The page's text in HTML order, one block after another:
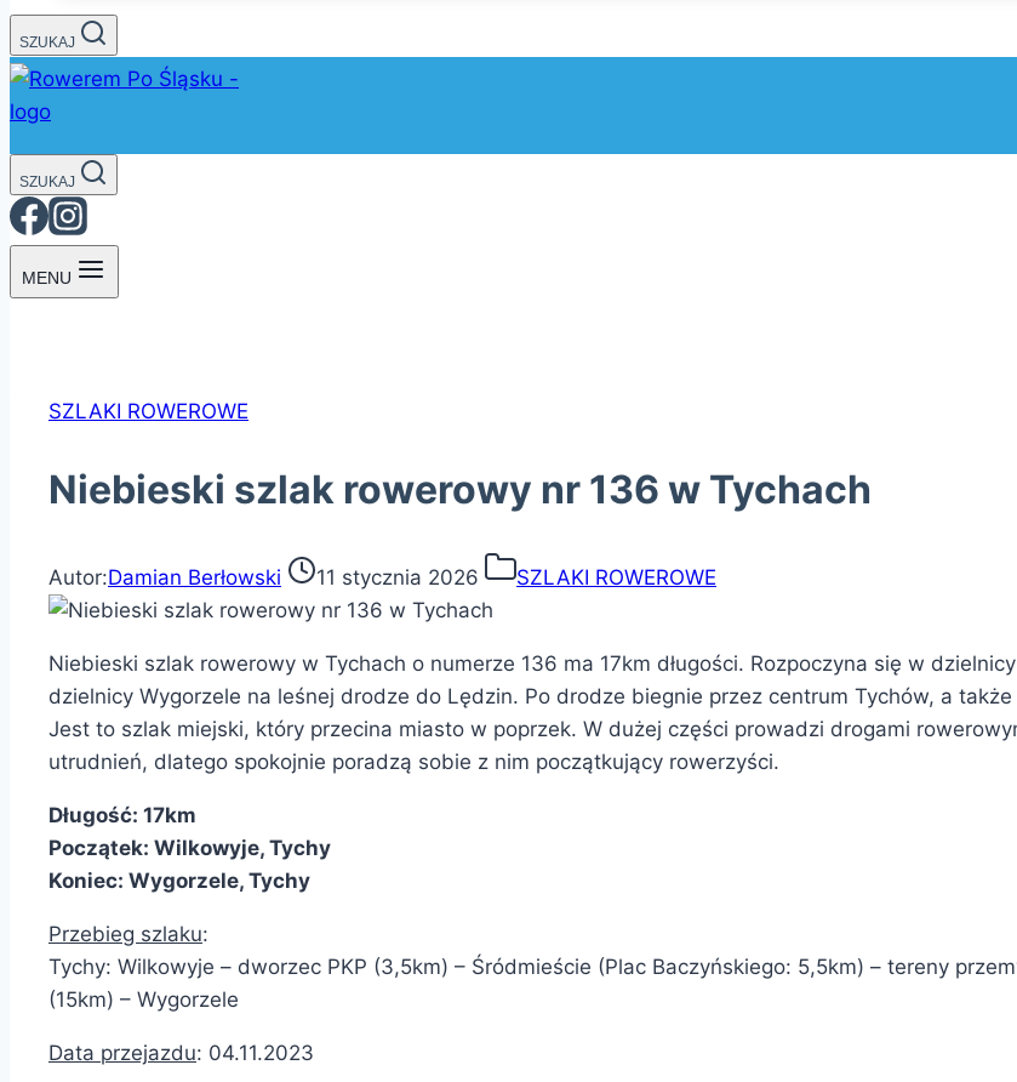
SZUKAJ
SZUKAJ
MENU
SZLAKI ROWEROWE
Niebieski szlak rowerowy nr 136 w Tychach
Autor:Damian Berłowski 11 stycznia 2026 SZLAKI ROWEROWE
Niebieski szlak rowerowy w Tychach o numerze 136 ma 17km długości. Rozpoczyna się w
dzielnicy Wygorzele na leśnej drodze do Lędzin. Po drodze biegnie przez centrum Tychów, a
Jest to szlak miejski, który przecina miasto w poprzek. W dużej części prowadzi drogami
utrudnień, dlatego spokojnie poradzą sobie z nim początkujący rowerzyści.
Długość: 17km
Początek: Wilkowyje, Tychy
Koniec: Wygorzele, Tychy
Przebieg szlaku:
Tychy: Wilkowyje – dworzec PKP (3,5km) – Śródmieście (Plac Baczyńskiego: 5,5km) – tereny
(15km) – Wygorzele
Data przejazdu: 04.11.2023